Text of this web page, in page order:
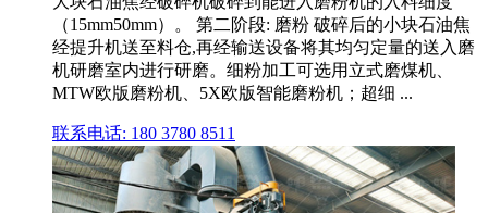
（15mm50mm）。 第二阶段: 磨粉 破碎后的小块石油焦
经提升机送至料仓,再经输送设备将其均匀定量的送入磨
机研磨室内进行研磨。细粉加工可选用立式磨煤机、
MTW欧版磨粉机、5X欧版智能磨粉机；超细 ...
联系电话: 180 3780 8511